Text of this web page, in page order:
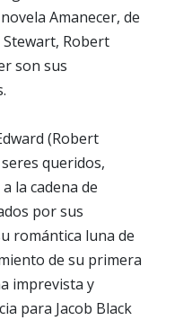
Amanecer, de
Robert
son sus
(Robert
queridos,
la cadena de
por sus
romántica luna de
de su primera
imprevista y
para Jacob Black